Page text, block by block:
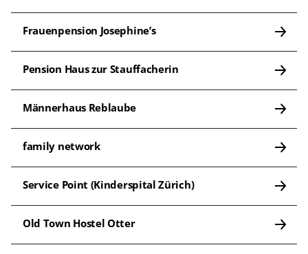
Frauenpension Josephine’s
Pension Haus zur Stauffacherin
Männerhaus Reblaube
family network
Service Point (Kinderspital Zürich)
Old Town Hostel Otter